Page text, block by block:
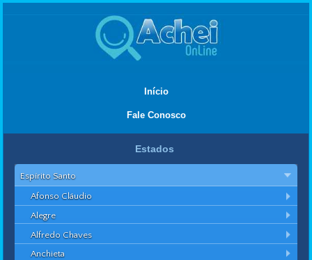
Início
Fale Conosco
Estados
Espírito Santo
Afonso Cláudio
Alegre
Alfredo Chaves
Anchieta